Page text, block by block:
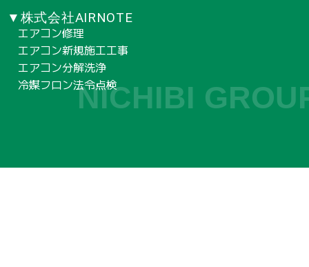
▼株式会社AIRNOTE
エアコン修理
エアコン新規施工工事
エアコン分解洗浄
冷媒フロン法令点検NICHIBI